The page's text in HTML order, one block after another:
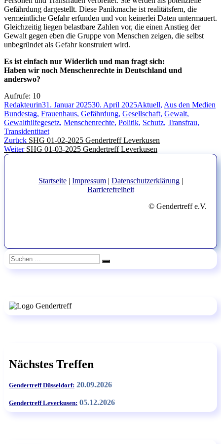
Gefährdung dargestellt. Diese Panikmache ist realitätsfern, die
vermeintliche Gefahr erfunden und von keinerlei Daten untermauert.
Gleichzeitig liegen belastbare Zahlen vor, die einen Anstieg der
Gewalt gegen eben die Gruppe von Menschen zeigen, die selbst
unbegründet als Gefahr konstruiert wird.
Es ist einfach nur Widerlich und man fragt sich:
Haben wir noch Menschenrechte in Deutschland und
anderswo?
Aufrufe: 10
Autor
RedakteurinVeröffentlicht
am
31. Januar 202530. April 2025Kategorien
Aktuell, Aus den Medien
Bundestag, Frauenhaus, Gefährdung, Gesellschaft, Gewalt,
Gewalthilfegesetz, Menschenrechte, Politik, Schutz, Transfrau,
Transidentitaet
Beitragsnavigation
Zurück Vorheriger
Beitrag:
SHG 01-02-2025 Gendertreff Leverkusen
Weiter Nächster
SHG 01-03-2025 Gendertreff Leverkusen
Startseite| Impressum| Datenschutzerklärung|
Barrierefreiheit
© Gendertreff e.V.
Suchen
nach:
Suchen
Nächstes Treffen
Gendertreff Düsseldorf: 20.09.2026
Gendertreff Leverkusen: 05.12.2026